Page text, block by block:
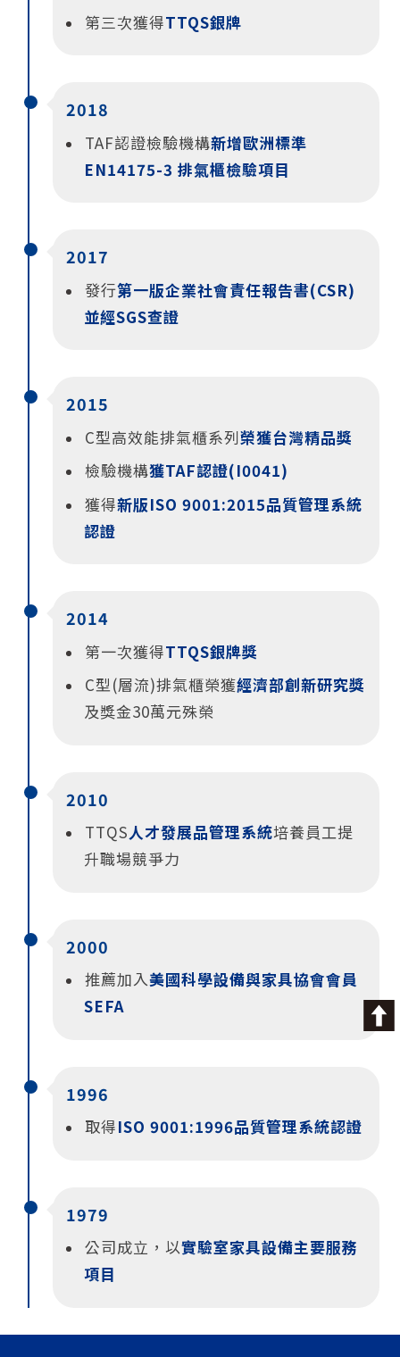
第三次獲得TTQS銀牌
2018
TAF認證檢驗機構新增歐洲標準
EN14175-3 排氣櫃檢驗項目
2017
發行第一版企業社會責任報告書(CSR)
並經SGS查證
2015
C型高效能排氣櫃系列榮獲台灣精品獎
檢驗機構獲TAF認證(I0041)
獲得新版ISO 9001:2015品質管理系統
認證
2014
第一次獲得TTQS銀牌獎
C型(層流)排氣櫃榮獲經濟部創新研究獎
及獎金30萬元殊榮
2010
TTQS人才發展品管理系統培養員工提
升職場競爭力
2000
推薦加入美國科學設備與家具協會會員
SEFA
1996
取得ISO 9001:1996品質管理系統認證
1979
公司成立，以實驗室家具設備主要服務
項目